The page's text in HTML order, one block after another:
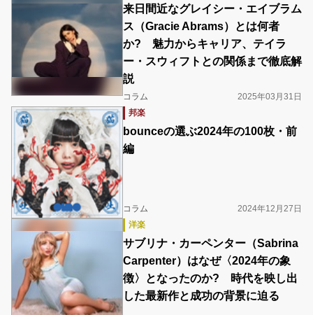
来日間近なグレイシー・エイブラム
ス（Gracie Abrams）とは何者
か? 魅力からキャリア、テイラ
ー・スウィフトとの関係まで徹底解
説
コラム
2025年03月31日
邦楽
bounceの選ぶ2024年の100枚・前
編
コラム
2024年12月27日
洋楽
サブリナ・カーペンター（Sabrina
Carpenter）はなぜ〈2024年の象
徴〉となったのか? 時代を映し出
した最新作と成功の背景に迫る